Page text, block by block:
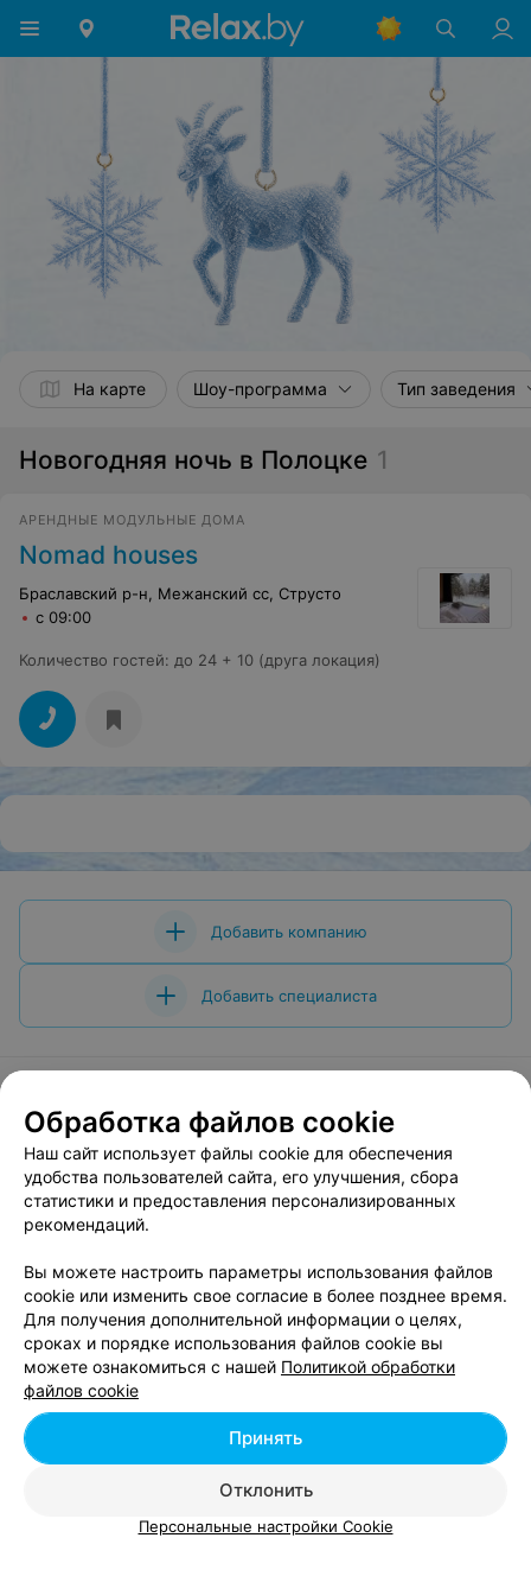
На карте Шоу-программа Тип заведения
Новогодняя ночь в Полоцке 1
АРЕНДНЫЕ МОДУЛЬНЫЕ ДОМА
Nomad houses
Браславский р-н, Межанский сс, Струсто
с 09:00
Количество гостей: до 24 + 10 (друга локация)
Добавить компанию
Добавить специалиста
О проекте Новости проекта
Вакансии
Публичный договор
Способы оплаты
Публичный договор по использованию сервиса
Написать в поддержку
Связаться по вопросам сотрудничества
Написать руководителю relax.by
Обработка персональных данных
© 2026 ООО «Артокс Лаб», УНП 191700409, регистрирующий орган -
Обработка файлов cookie
Наш сайт использует файлы cookie для обеспечения
удобства пользователей сайта, его улучшения, сбора
статистики и предоставления персонализированных
рекомендаций.
Вы можете настроить параметры использования файлов
cookie или изменить свое согласие в более позднее время.
Для получения дополнительной информации о целях,
сроках и порядке использования файлов cookie вы
можете ознакомиться с нашей Политикой обработки
файлов cookie
Отклонить
Принять
Персональные настройки Cookie